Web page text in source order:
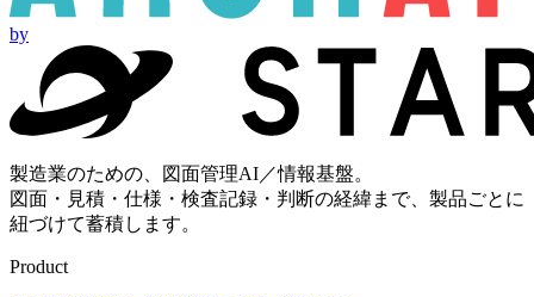
by
製造業のための、図面管理AI／情報基盤。
図面・見積・仕様・検査記録・判断の経緯まで、製品ごとに
紐づけて蓄積します。
Product